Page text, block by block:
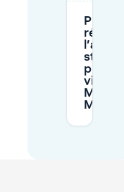
Puis-je
privé
visite
Mur de